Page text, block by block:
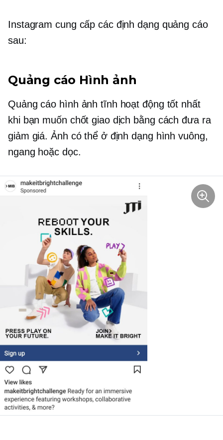
Instagram cung cấp các định dạng quảng cáo
sau:
Quảng cáo Hình ảnh
Quảng cáo hình ảnh tĩnh hoạt động tốt nhất
khi bạn muốn chốt giao dịch bằng cách đưa ra
giảm giá. Ảnh có thể ở định dạng hình vuông,
ngang hoặc dọc.